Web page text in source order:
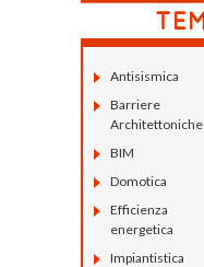
Antisismica
Barriere
Architettoniche
BIM
Domotica
Efficienza
energetica
Impiantistica